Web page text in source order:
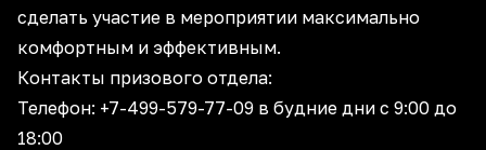
сделать участие в мероприятии максимально
комфортным и эффективным.
Контакты призового отдела:
Телефон: +7-499-579-77-09 в будние дни с 9:00 до
18:00